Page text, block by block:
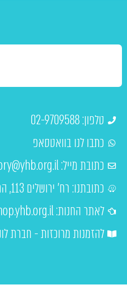
טלפון: 02-9709588
כתבו לנו בוואטסאפ
כתובת מייל:
כתובתנו: רח' ירושלים 113, הר ברכה
לאתר החנות: https://shop.yhb.org.il/
להזמנות מרוכזות - חברת לוני כהן -